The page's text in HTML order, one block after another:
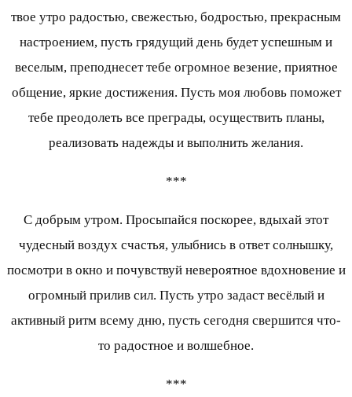
твое утро радостью, свежестью, бодростью, прекрасным
настроением, пусть грядущий день будет успешным и
веселым, преподнесет тебе огромное везение, приятное
общение, яркие достижения. Пусть моя любовь поможет
тебе преодолеть все преграды, осуществить планы,
реализовать надежды и выполнить желания.
***
С добрым утром. Просыпайся поскорее, вдыхай этот
чудесный воздух счастья, улыбнись в ответ солнышку,
посмотри в окно и почувствуй невероятное вдохновение и
огромный прилив сил. Пусть утро задаст весёлый и
активный ритм всему дню, пусть сегодня свершится что-
то радостное и волшебное.
***